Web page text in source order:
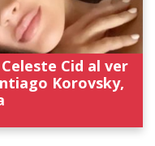
Cid al ver
Korovsky,